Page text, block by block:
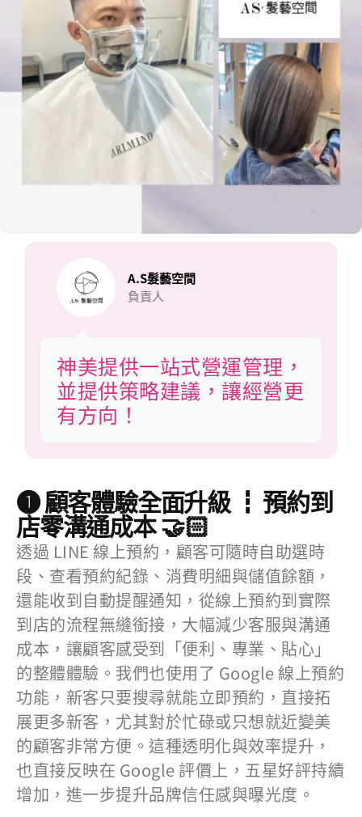
神美提供一站式營運管理，
並提供策略建議，讓經營更
有方向！
A.S髮藝空間
負責人
❶ 顧客體驗全面升級 ┇ 預約到
店零溝通成本 🤝🏻
透過 LINE 線上預約，顧客可隨時自助選時
段、查看預約紀錄、消費明細與儲值餘額，
還能收到自動提醒通知，從線上預約到實際
到店的流程無縫銜接，大幅減少客服與溝通
成本，讓顧客感受到「便利、專業、貼心」
的整體體驗。我們也使用了 Google 線上預約
功能，新客只要搜尋就能立即預約，直接拓
展更多新客，尤其對於忙碌或只想就近變美
的顧客非常方便。這種透明化與效率提升，
也直接反映在 Google 評價上，五星好評持續
增加，進一步提升品牌信任感與曝光度。